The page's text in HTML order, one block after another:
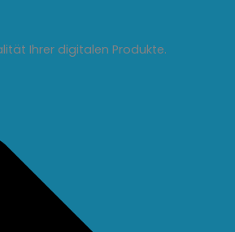
Ihrer digitalen Produkte.